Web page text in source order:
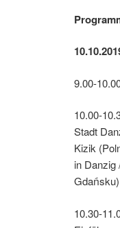
9.00-
10.00-
Stadt
Kizik
in
10.30-